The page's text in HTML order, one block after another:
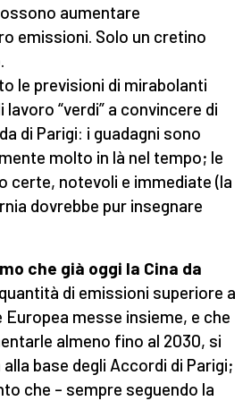
aumentare
emissioni. Solo un cretino
le previsioni di mirabolanti
“verdi” a convincere di
di Parigi: i guadagni sono
molto in là nel tempo; le
certe, notevoli e immediate (la
dovrebbe pur insegnare
che già oggi la Cina da
di emissioni superiore a
Europea messe insieme, e che
almeno fino al 2030, si
base degli Accordi di Parigi;
che – sempre seguendo la